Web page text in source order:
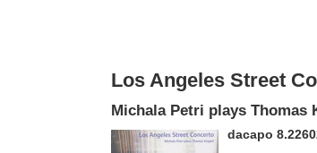
Los Angeles Street
Michala Petri plays Thomas
dacapo